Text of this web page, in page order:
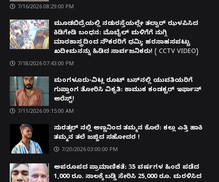
7/16/2026 08:29:00 PM
ಮೂಡಬಿದ್ರೆಯಲ್ಲಿ ನಡುರಸ್ತೆಯಲ್ಲೇ ತಲ್ವಾರ್ ಝಳಪಿಸಿದ
ಕಿಡಿಗೇಡಿ ಬಂಧನ: ಮೊಬೈಲ್ ಮಳಿಗೆಗೆ ನುಗ್ಗಿ
ಮಾರಕಾಸ್ತ್ರದಿಂದ ನೌಕರರಿಗೆ ಧಮ್ಕಿ; ಹರಸಾಹಸಪಟ್ಟು
ಖದೀಮನನ್ನು ಹಿಡಿದ ಸಾರ್ವಜನಿಕರು! ( CCTV VIDEO)
7/18/2026 07:43:00 PM
ಮಂಗಳೂರು-ವಿಟ್ಲ ರೂಟ್ ಬಸ್‌ನಲ್ಲಿ ಯುವತಿಯರಿಗೆ
ಗುಪ್ತಾಂಗ ತೋರಿಸಿ ವಿಕೃತಿ: ಕಾಮುಕ ಕಂಡಕ್ಟರ್ ಇರ್ಫಾನ್
ಅರೆಸ್ಟ್!
7/11/2026 09:15:00 AM
ಸುರತ್ಕಲ್ ನಲ್ಲಿ ಅಣ್ಣನಿಂದ ತಮ್ಮನ ಕೊಲೆ: ಕಲ್ಲು ಎತ್ತಿ ಹಾಕಿ
ತಮ್ಮನ ತಲೆ ಜಜ್ಜಿದ ಸಹೋದರ !
7/20/2026 03:00:00 PM
ಅಪರೂಪದ ಪ್ರಾಮಾಣಿಕತೆ: 35 ವರ್ಷಗಳ ಹಿಂದೆ ಪಡೆದ
1,000 ರೂ. ಸಾಲಕ್ಕೆ ಬಡ್ಡಿ ಸೇರಿಸಿ 25,000 ರೂ. ಮರಳಿಸಿದ